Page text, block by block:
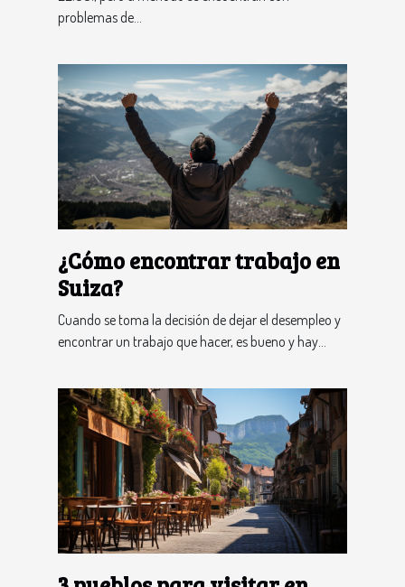
problemas de...
¿Cómo encontrar trabajo en
Suiza?
Cuando se toma la decisión de dejar el desempleo y
encontrar un trabajo que hacer, es bueno y hay...